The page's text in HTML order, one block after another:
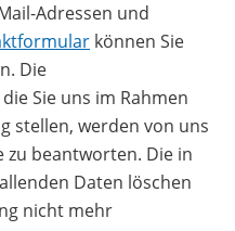
Adressen und
können Sie
Die
Sie uns im Rahmen
stellen, werden von uns
zu beantworten. Die in
Daten löschen
nicht mehr